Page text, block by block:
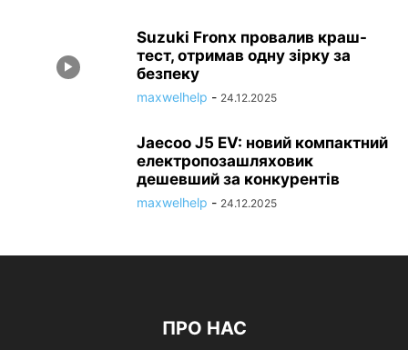
Suzuki Fronx провалив краш-
тест, отримав одну зірку за
безпеку
maxwelhelp - 24.12.2025
Jaecoo J5 EV: новий компактний
електропозашляховик
дешевший за конкурентів
maxwelhelp - 24.12.2025
ПРО НАС